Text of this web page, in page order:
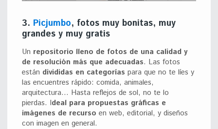
3. Picjumbo, fotos muy bonitas, muy
grandes y muy gratis
Un repositorio lleno de fotos de una calidad y
de resolución más que adecuadas. Las fotos
están divididas en categorías para que no te líes y
las encuentres rápido: comida, animales,
arquitectura… Hasta reflejos de sol, no te lo
pierdas. Ideal para propuestas gráficas e
imágenes de recurso en web, editorial, y diseños
con imagen en general.